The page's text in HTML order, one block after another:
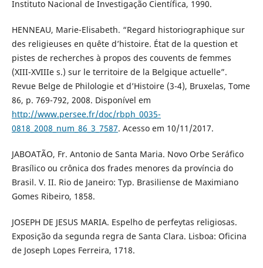
Instituto Nacional de Investigação Científica, 1990.
HENNEAU, Marie-Elisabeth. “Regard historiographique sur
des religieuses en quête d’histoire. État de la question et
pistes de recherches à propos des couvents de femmes
(XIII-XVIIIe s.) sur le territoire de la Belgique actuelle”.
Revue Belge de Philologie et d’Histoire (3-4), Bruxelas, Tome
86, p. 769-792, 2008. Disponível em
http://www.persee.fr/doc/rbph_0035-
0818_2008_num_86_3_7587. Acesso em 10/11/2017.
JABOATÃO, Fr. Antonio de Santa Maria. Novo Orbe Seráfico
Brasílico ou crônica dos frades menores da província do
Brasil. V. II. Rio de Janeiro: Typ. Brasiliense de Maximiano
Gomes Ribeiro, 1858.
JOSEPH DE JESUS MARIA. Espelho de perfeytas religiosas.
Exposição da segunda regra de Santa Clara. Lisboa: Oficina
de Joseph Lopes Ferreira, 1718.